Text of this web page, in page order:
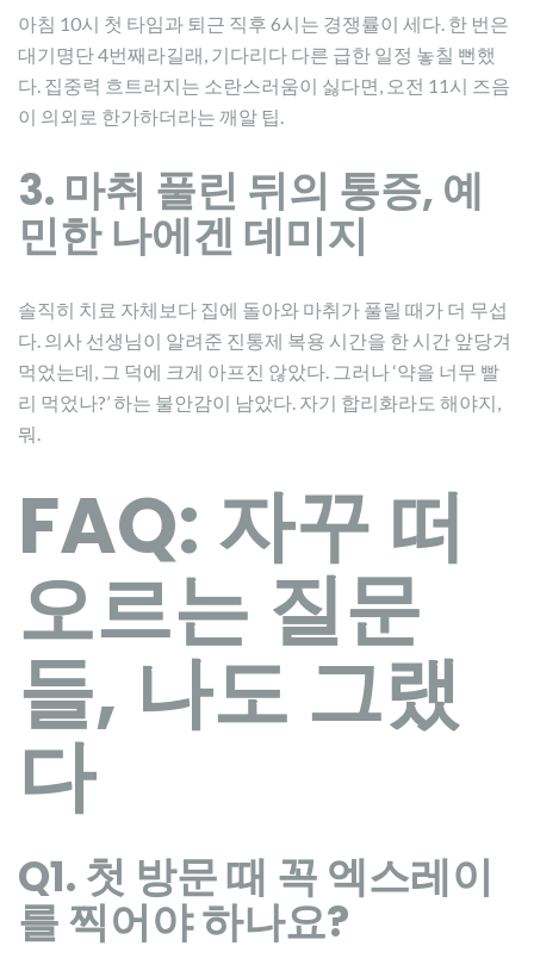
아침 10시 첫 타임과 퇴근 직후 6시는 경쟁률이 세다. 한 번은
대기명단 4번째라길래, 기다리다 다른 급한 일정 놓칠 뻔했
다. 집중력 흐트러지는 소란스러움이 싫다면, 오전 11시 즈음
이 의외로 한가하더라는 깨알 팁.
3. 마취 풀린 뒤의 통증, 예
민한 나에겐 데미지
솔직히 치료 자체보다 집에 돌아와 마취가 풀릴 때가 더 무섭
다. 의사 선생님이 알려준 진통제 복용 시간을 한 시간 앞당겨
먹었는데, 그 덕에 크게 아프진 않았다. 그러나 ‘약을 너무 빨
리 먹었나?’ 하는 불안감이 남았다. 자기 합리화라도 해야지,
뭐.
FAQ: 자꾸 떠
오르는 질문
들, 나도 그랬
다
Q1. 첫 방문 때 꼭 엑스레이
를 찍어야 하나요?